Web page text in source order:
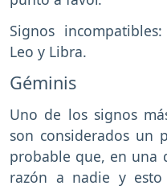
Signos
Leo y Libra.
Géminis
Uno de los signos
son considerados un
probable que, en una
razón a nadie y